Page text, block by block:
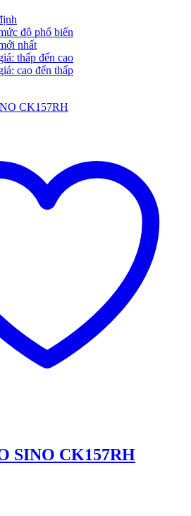
độ phổ biến
nhất
thấp đến cao
cao đến thấp
SINO CK157RH